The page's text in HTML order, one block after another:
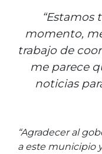
“Estamos
momento,
trabajo de
me parece
noticias
“Agradecer al
a este municipio